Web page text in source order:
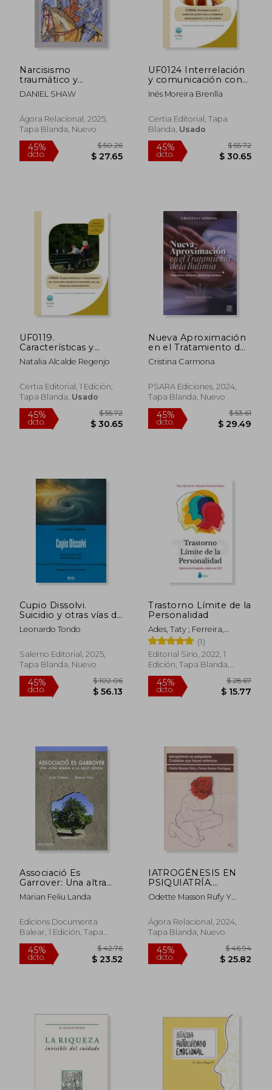
45%
dcto.
40%
dcto.
Narcisismo
traumático y
recuperación. Una
prisión de vergüenza
DANIEL SHAW
Ágora Relacional, 2025,
Tapa Blanda, Nuevo
dcto. $ 27.65
UF0124 Interrelación
y comunicación con
la persona
dependiente y su
Inés Moreira Brenlla
Certia Editorial, Tapa
Blanda, Usado
dcto.
UF0119.
Características y
necesidades de
atención higiénico-
personas
dependientes
Natalia Alcalde Regenjo
Certia Editorial, 1 Edición,
Tapa Blanda, Usado
45%
dcto. $ 30.65
Nueva Aproximación
en el Tratamiento de
la Bulimia. Terapia
Grupal Motivacional
Cristina Carmona
PSARA Ediciones, 2024,
Tapa Blanda, Nuevo
45%
dcto. $
Cupio Dissolvi.
Suicidio y otras vías de
autodestrucción
Leonardo Tondo
Salerno Editorial, 2025,
Tapa Blanda, Nuevo
Trastorno Límite de la
Personalidad
Ades, Taty ; Ferreira,
Eduardo
(1)
Editorial Sirio, 2022, 1
Edición, Tapa Blanda,
Nuevo
Associació Es
Garrover: Una altra
mirada a la salut
mental (Menjavents)
Marian Feliu Landa
Edicions Documenta
Balear, 1 Edición, Tapa
Blanda, Nuevo
IATROGÉNESIS EN
PSIQUIATRÍA.
Cuidados que hacen
enfermar
Odette Masson Rufy Y
Ágora Relacional, 2024,
Tapa Blanda, Nuevo